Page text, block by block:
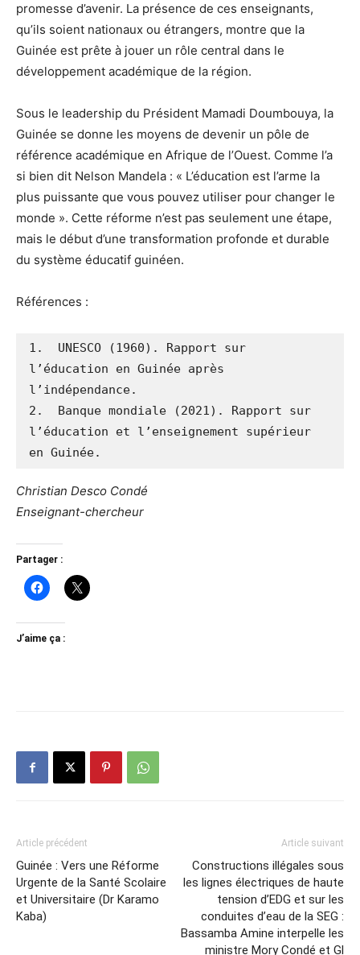
promesse d’avenir. La présence de ces enseignants,
qu’ils soient nationaux ou étrangers, montre que la
Guinée est prête à jouer un rôle central dans le
développement académique de la région.
Sous le leadership du Président Mamadi Doumbouya, la
Guinée se donne les moyens de devenir un pôle de
référence académique en Afrique de l’Ouest. Comme l’a
si bien dit Nelson Mandela : « L’éducation est l’arme la
plus puissante que vous pouvez utiliser pour changer le
monde ». Cette réforme n’est pas seulement une étape,
mais le début d’une transformation profonde et durable
du système éducatif guinéen.
Références :
1.  UNESCO (1960). Rapport sur
l’éducation en Guinée après
l’indépendance.
2.  Banque mondiale (2021). Rapport sur
l’éducation et l’enseignement supérieur
en Guinée.
Christian Desco Condé
Enseignant-chercheur
Partager :
J’aime ça :
Article précédent
Guinée : Vers une Réforme
Urgente de la Santé Scolaire
et Universitaire (Dr Karamo
Kaba)
Article suivant
Constructions illégales sous
les lignes électriques de haute
tension d’EDG et sur les
conduites d’eau de la SEG :
Bassamba Amine interpelle les
ministre Mory Condé et Gl